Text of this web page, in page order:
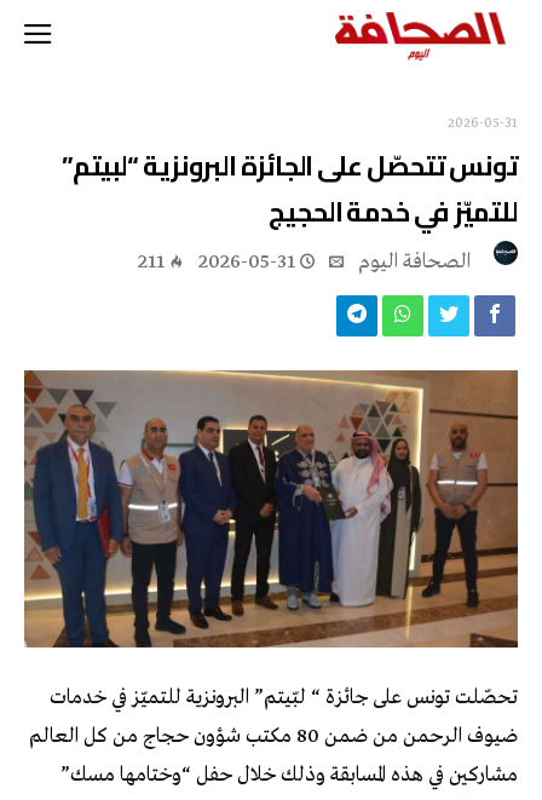
2026-05-31
تونس تتحصّل على الجائزة البرونزية “لبيتم”
للتميّز في خدمة الحجيج
2026-05-31
211
تحصّلت تونس على جائزة “ لبّيتم” البرونزية للتميّز في خدمات
ضيوف الرحمن من ضمن 80 مكتب شؤون حجاج من كل العالم
مشاركين في هذه المسابقة وذلك خلال حفل “وختامها مسك”